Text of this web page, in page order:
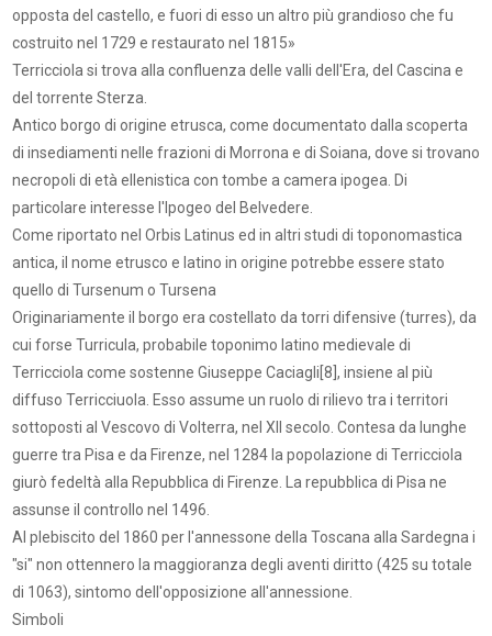
opposta del castello, e fuori di esso un altro più grandioso che fu
costruito nel 1729 e restaurato nel 1815»
Terricciola si trova alla confluenza delle valli dell'Era, del Cascina e
del torrente Sterza.
Antico borgo di origine etrusca, come documentato dalla scoperta
di insediamenti nelle frazioni di Morrona e di Soiana, dove si trovano
necropoli di età ellenistica con tombe a camera ipogea. Di
particolare interesse l'Ipogeo del Belvedere.
Come riportato nel Orbis Latinus ed in altri studi di toponomastica
antica, il nome etrusco e latino in origine potrebbe essere stato
quello di Tursenum o Tursena
Originariamente il borgo era costellato da torri difensive (turres), da
cui forse Turricula, probabile toponimo latino medievale di
Terricciola come sostenne Giuseppe Caciagli[8], insiene al più
diffuso Terricciuola. Esso assume un ruolo di rilievo tra i territori
sottoposti al Vescovo di Volterra, nel XII secolo. Contesa da lunghe
guerre tra Pisa e da Firenze, nel 1284 la popolazione di Terricciola
giurò fedeltà alla Repubblica di Firenze. La repubblica di Pisa ne
assunse il controllo nel 1496.
Al plebiscito del 1860 per l'annessone della Toscana alla Sardegna i
"si" non ottennero la maggioranza degli aventi diritto (425 su totale
di 1063), sintomo dell'opposizione all'annessione.
Simboli